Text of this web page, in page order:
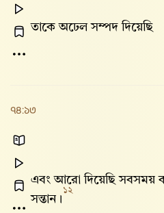
তাকে অঢেল সম্পদ দিয়েছি
৭৪:১৩
এবং আরো দিয়েছি সবসময়
সন্তান।
১২